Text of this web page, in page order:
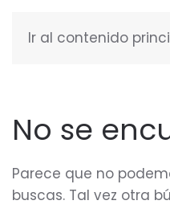
Ir al contenido
No se
Parece que no
buscas. Tal vez otra